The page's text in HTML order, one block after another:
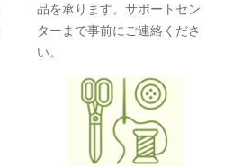
品を承ります。サポートセン
ターまで事前にご連絡くださ
い。